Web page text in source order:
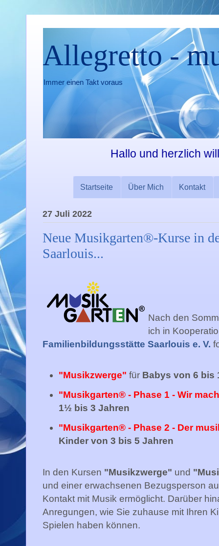
Allegretto -
Immer einen Takt voraus
Hallo und herzlich
Startseite Über Mich Kontakt
27 Juli 2022
Neue Musikgarten®-Kurse in
Saarlouis...
Nach den
ich in
Familienbildungsstätte Saarlouis e. V.
"Musikzwerge" für Babys von 6 bis
"Musikgarten® - Phase 1 - Wir
1½ bis 3 Jahren
"Musikgarten® - Phase 2 - Der
Kinder von 3 bis 5 Jahren
In den Kursen "Musikzwerge" und
und einer erwachsenen Bezugsperson
Kontakt mit Musik ermöglicht. Darüber
Anregungen, wie Sie zuhause mit Ihren
Spielen haben können.